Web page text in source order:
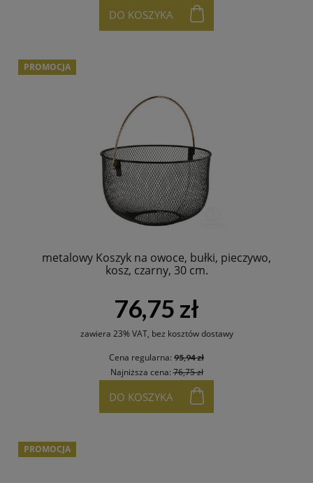
DO KOSZYKA
metalowy Koszyk na owoce, bułki, pieczywo,
kosz, czarny, 30 cm.
76,75 zł
zawiera 23% VAT, bez kosztów dostawy
Cena regularna: 95,94 zł
Najniższa cena:76,75 zł
DO KOSZYKA
PROMOCJA
PROMOCJA